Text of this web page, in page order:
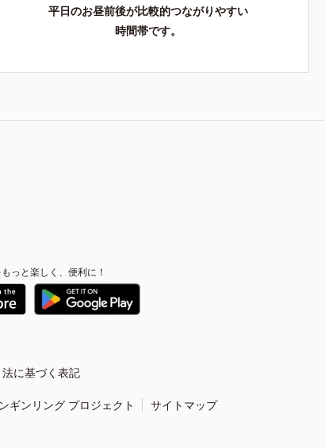
平日のお昼前後が比較的つながりやすい
時間帯です。
っと楽しく、便利に！
に基づく表記
ギンリング プロジェクト サイトマップ